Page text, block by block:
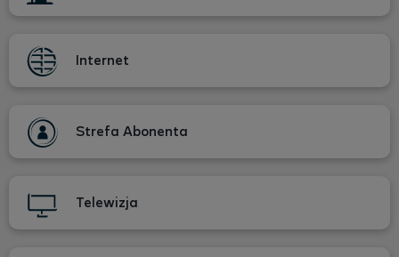
Internet
Strefa Abonenta
Telewizja